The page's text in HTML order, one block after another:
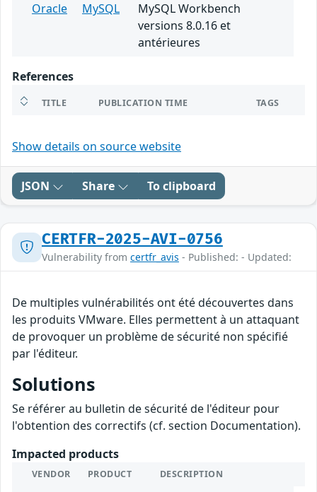
Oracle
MySQL
MySQL Workbench
versions 8.0.16 et
antérieures
References
TITLE PUBLICATION TIME TAGS
Show details on source website
JSON Share To clipboard
CERTFR-2025-AVI-0756
Vulnerability from certfr_avis - Published: - Updated:
De multiples vulnérabilités ont été découvertes dans
les produits VMware. Elles permettent à un attaquant
de provoquer un problème de sécurité non spécifié
par l'éditeur.
Solutions
Se référer au bulletin de sécurité de l'éditeur pour
l'obtention des correctifs (cf. section Documentation).
Impacted products
VENDOR PRODUCT DESCRIPTION